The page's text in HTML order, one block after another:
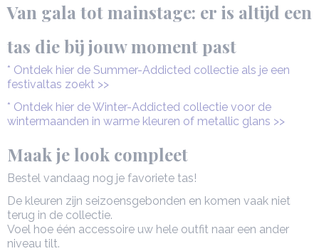
Van gala tot mainstage: er is altijd een
tas die bij jouw moment past
* Ontdek hier de Summer-Addicted collectie als je een
festivaltas zoekt >>
* Ontdek hier de Winter-Addicted collectie voor de
wintermaanden in warme kleuren of metallic glans >>
Maak je look compleet
Bestel vandaag nog je favoriete tas!
De kleuren zijn seizoensgebonden en komen vaak niet
terug in de collectie.
Voel hoe één accessoire uw hele outfit naar een ander
niveau tilt.